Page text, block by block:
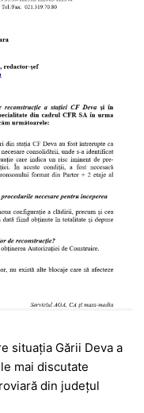
situația Gării Deva a
mai discutate
din județul